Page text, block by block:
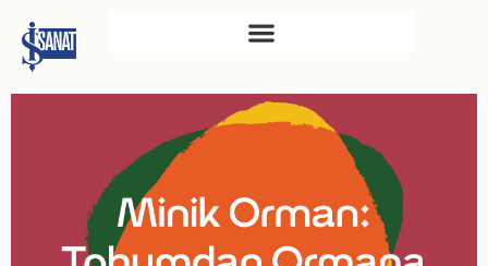
SAHNE SANATLARI
TÜRKIYE İŞ BANKASI
RESIM HEYKEL MÜZESI
TÜRKIYE İŞ BANKASI